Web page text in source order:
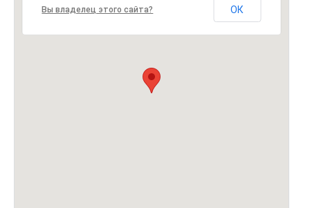
Вы владелец этого сайта? ОК